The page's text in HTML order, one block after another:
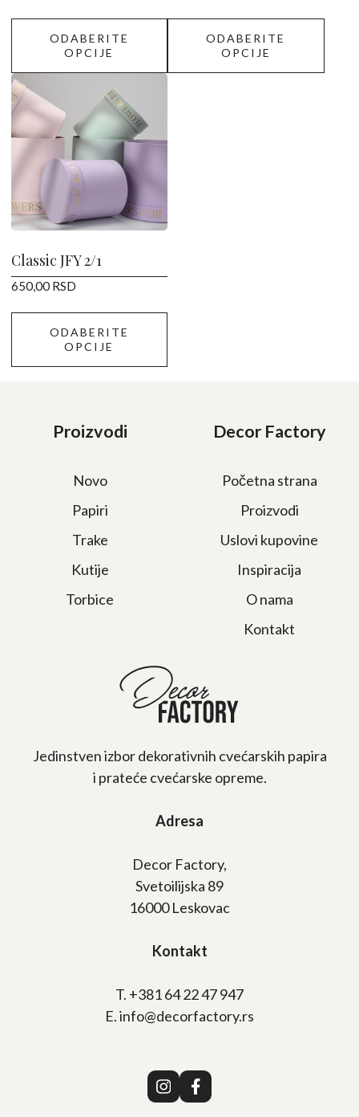
ODABERITE
OPCIJE
ODABERITE
OPCIJE
Classic JFY 2/1
650,00 RSD
ODABERITE
OPCIJE
Ovaj
proizvod
više
varijanti.
mogu
biti
izabrane
na
Proizvodi
Novo
Papiri
Trake
Kutije
Torbice
Decor Factory
Početna strana
Proizvodi
Uslovi kupovine
Inspiracija
O nama
Kontakt
Jedinstven izbor dekorativnih cvećarskih papira
i prateće cvećarske opreme.
Adresa
Decor Factory,
Svetoilijska 89
16000 Leskovac
Kontakt
T. +381 64 22 47 947
E. info@decorfactory.rs